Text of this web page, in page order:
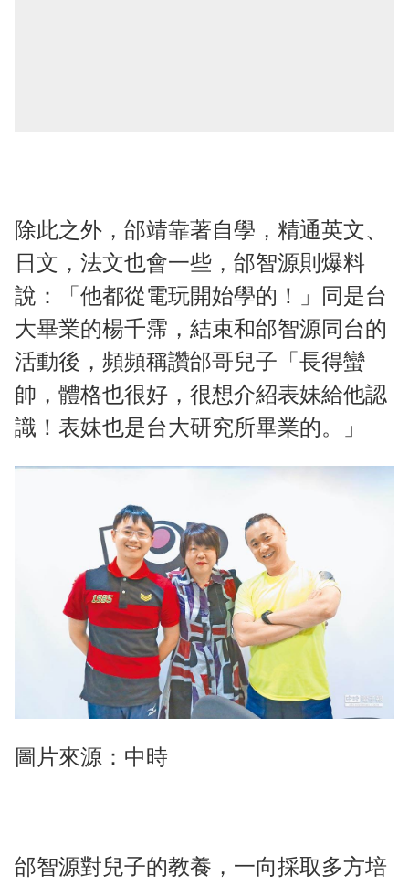
除此之外，邰靖靠著自學，精通英文、
日文，法文也會一些，邰智源則爆料
說：「他都從電玩開始學的！」同是台
大畢業的楊千霈，結束和邰智源同台的
活動後，頻頻稱讚邰哥兒子「長得蠻
帥，體格也很好，很想介紹表妹給他認
識！表妹也是台大研究所畢業的。」
圖片來源：中時
邰智源對兒子的教養，一向採取多方培